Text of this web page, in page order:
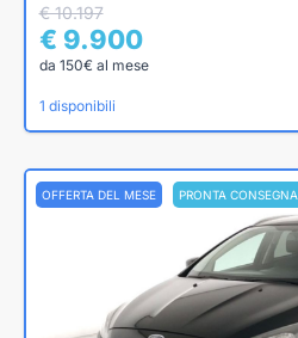
€ 10.197
€ 9.900
da 150€ al mese
1 disponibili
OFFERTA DEL MESE PRONTA CONSEGNA